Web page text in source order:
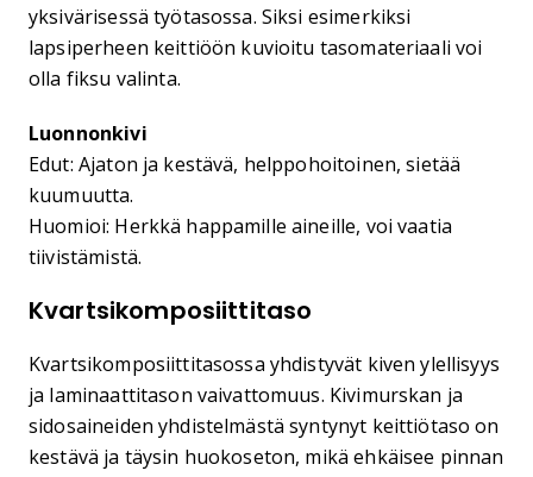
yksivärisessä työtasossa. Siksi esimerkiksi
lapsiperheen keittiöön kuvioitu tasomateriaali voi
olla fiksu valinta.
Luonnonkivi
Edut: Ajaton ja kestävä, helppohoitoinen, sietää
kuumuutta.
Huomioi: Herkkä happamille aineille, voi vaatia
tiivistämistä.
Kvartsikomposiittitaso
Kvartsikomposiittitasossa yhdistyvät kiven ylellisyys
ja laminaattitason vaivattomuus. Kivimurskan ja
sidosaineiden yhdistelmästä syntynyt keittiötaso on
kestävä ja täysin huokoseton, mikä ehkäisee pinnan